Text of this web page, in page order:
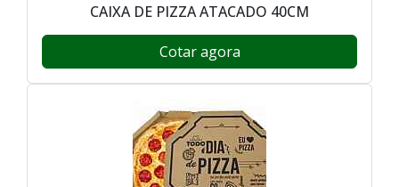
CAIXA DE PIZZA ATACADO 40CM
Cotar agora